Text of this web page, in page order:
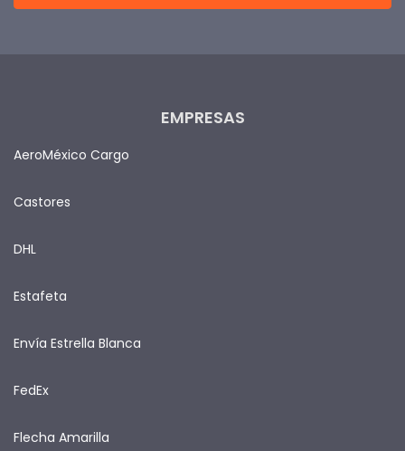
EMPRESAS
AeroMéxico Cargo
Castores
DHL
Estafeta
Envía Estrella Blanca
FedEx
Flecha Amarilla